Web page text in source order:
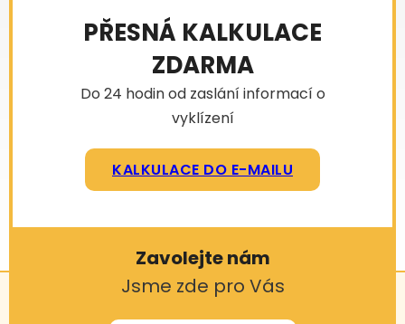
PŘESNÁ KALKULACE
ZDARMA
Do 24 hodin od zaslání informací o
vyklízení
KALKULACE DO E-MAILU
Zavolejte nám
Jsme zde pro Vás